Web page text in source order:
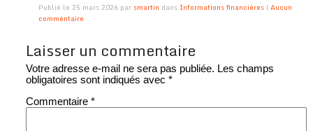
Publié le 25 mars 2026 par smartin dansInformations financières |Aucun
commentaire
Laisser un commentaire
Votre adresse e-mail ne sera pas publiée. Les champs
obligatoires sont indiqués avec*
Commentaire*